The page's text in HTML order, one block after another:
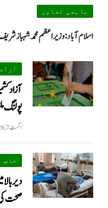
باہمی تعاون
اسلام آباد: وزیراعظم محمد شہباز شریف آج سے 8 اگست تک
آزاد
پولنگ
اگست 7, 2026
خاص
صحت